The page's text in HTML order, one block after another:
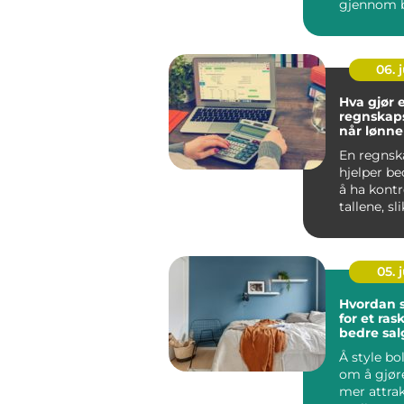
gjennom
nesten
06.
Hva gjør
når
En
hjelper
å ha
tallene,
05.
Hvordan
for et
bedre
Å style
om å
mer